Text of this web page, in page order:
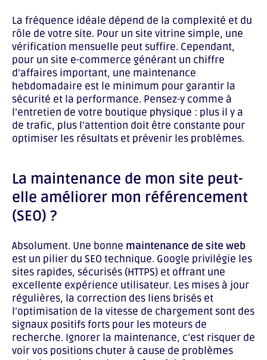
La fréquence idéale dépend de la complexité et du
rôle de votre site. Pour un site vitrine simple, une
vérification mensuelle peut suffire. Cependant,
pour un site e-commerce générant un chiffre
d’affaires important, une maintenance
hebdomadaire est le minimum pour garantir la
sécurité et la performance. Pensez-y comme à
l’entretien de votre boutique physique : plus il y a
de trafic, plus l’attention doit être constante pour
optimiser les résultats et prévenir les problèmes.
La maintenance de mon site peut-
elle améliorer mon référencement
(SEO) ?
Absolument. Une bonne maintenance de site web
est un pilier du SEO technique. Google privilégie les
sites rapides, sécurisés (HTTPS) et offrant une
excellente expérience utilisateur. Les mises à jour
régulières, la correction des liens brisés et
l’optimisation de la vitesse de chargement sont des
signaux positifs forts pour les moteurs de
recherche. Ignorer la maintenance, c’est risquer de
voir vos positions chuter à cause de problèmes